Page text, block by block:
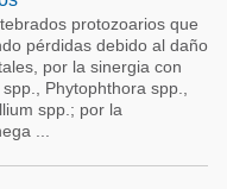
protozoarios que
pérdidas debido al daño
por la sinergia con
Phytophthora spp.,
spp.; por la
...